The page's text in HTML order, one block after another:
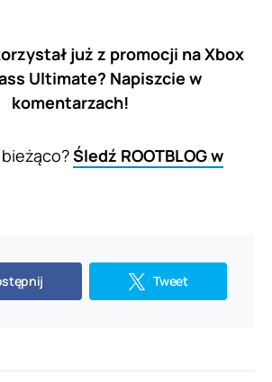
już z promocji na Xbox
Ultimate? Napiszcie w
komentarzach!
Śledź ROOTBLOG w
Tweet